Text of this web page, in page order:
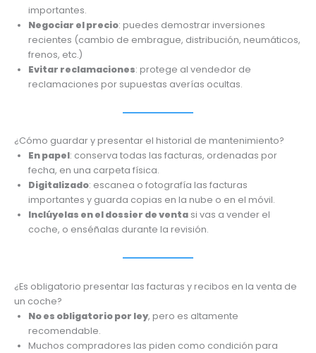
importantes.
Negociar el precio: puedes demostrar inversiones
recientes (cambio de embrague, distribución, neumáticos,
frenos, etc.)
Evitar reclamaciones: protege al vendedor de
reclamaciones por supuestas averías ocultas.
¿Cómo guardar y presentar el historial de mantenimiento?
En papel: conserva todas las facturas, ordenadas por
fecha, en una carpeta física.
Digitalizado: escanea o fotografía las facturas
importantes y guarda copias en la nube o en el móvil.
Inclúyelas en el dossier de venta si vas a vender el
coche, o enséñalas durante la revisión.
¿Es obligatorio presentar las facturas y recibos en la venta de
un coche?
No es obligatorio por ley, pero es altamente
recomendable.
Muchos compradores las piden como condición para